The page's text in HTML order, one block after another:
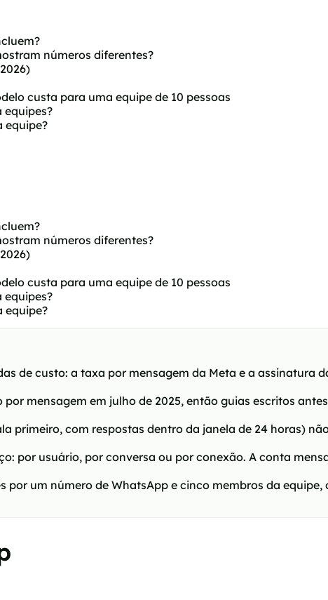
números diferentes?
custa para uma equipe de 10 pessoas
equipes?
equipe?
números diferentes?
custa para uma equipe de 10 pessoas
equipes?
equipe?
de custo: a taxa por mensagem da Meta e a assinatura
mensagem em julho de 2025, então guias escritos
primeiro, com respostas dentro da janela de 24 horas)
por usuário, por conversa ou por conexão. A conta
um número de WhatsApp e cinco membros da